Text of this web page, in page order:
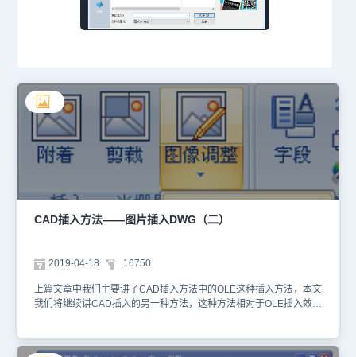
CAD插入方法——图片插入DWG（二）
2019-04-18 16750
上篇文章中我们主要讲了CAD插入方法中的OLE这种插入方法，本文
我们将继续讲CAD插入的另一种方法，这种方法相对于OLE插入效率
CAD插入方法操作步骤1、选择“插入”中的“附着”命令，如下图所示。